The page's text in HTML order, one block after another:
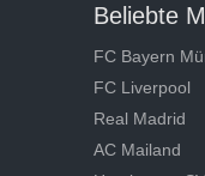
Beliebte
FC Bayern
FC Liverpool
Real Madrid
AC Mailand